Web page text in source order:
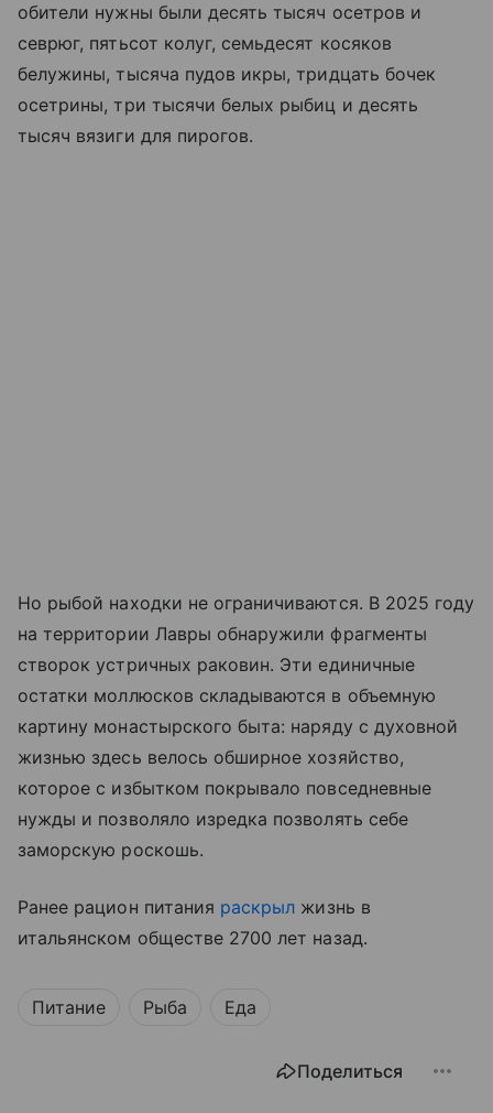
обители нужны были десять тысяч осетров и
севрюг, пятьсот колуг, семьдесят косяков
белужины, тысяча пудов икры, тридцать бочек
осетрины, три тысячи белых рыбиц и десять
тысяч вязиги для пирогов.
Но рыбой находки не ограничиваются. В 2025 году
на территории Лавры обнаружили фрагменты
створок устричных раковин. Эти единичные
остатки моллюсков складываются в объемную
картину монастырского быта: наряду с духовной
жизнью здесь велось обширное хозяйство,
которое с избытком покрывало повседневные
нужды и позволяло изредка позволять себе
заморскую роскошь.
Ранее рацион питания раскрыл жизнь в
итальянском обществе 2700 лет назад.
Питание Рыба Еда
Поделиться